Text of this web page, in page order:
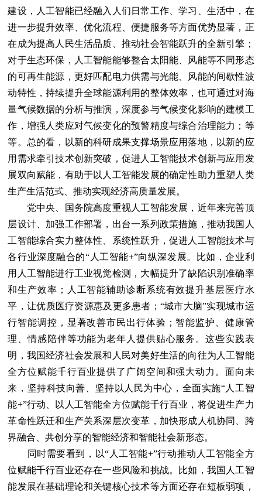
建设，人工智能已经融入人们日常工作、学习、生活中，在
进一步提升效率、优化流程、便捷服务等方面优势显著，正
在成为提高人民生活品质、推动社会智能跃升的全新引擎；
对于生态环保，人工智能能够整合太阳能、风能等不同形态
的可再生能源，更好匹配电力供需与光能、风能的间歇性波
动特性，持续提升全球能源利用的整体效率，也可通过对海
量气候数据的分析与推演，深度参与气候变化影响的建模工
作，增强人类应对气候变化的预警精度与综合治理能力；等
等。总的看，以新的科研成果支撑场景应用落地，以新的应
用需求牵引技术创新突破，促进人工智能技术创新与应用发
展双向赋能，有助于以人工智能发展的确定性助力重塑人类
生产生活范式、推动实现经济高质量发展。
党中央、国务院高度重视人工智能发展，近年来完善顶
层设计、加强工作部署，出台一系列政策措施，推动我国人
工智能综合实力整体性、系统性跃升，促进人工智能技术与
各行业深度融合的“人工智能+”向纵深发展。比如，企业利
用人工智能进行工业视觉检测，大幅提升了缺陷识别准确率
和生产效率；人工智能辅助诊断系统有效提升基层医疗水
平，让优质医疗资源惠及更多患者；“城市大脑”实现城市运
行智能调控，显著改善市民出行体验；智能监护、健康管
理、情感陪伴等功能为老年人提供贴心服务。这些实践表
明，我国经济社会发展和人民对美好生活的向往为人工智能
全方位赋能千行百业提供了广阔空间和强大动力。面向未
来，坚持科技向善、坚持以人民为中心，全面实施“人工智
能+”行动、以人工智能全方位赋能千行百业，将促进生产力
革命性跃迁和生产关系深层次变革，加快形成人机协同、跨
界融合、共创分享的智能经济和智能社会新形态。
同时需要看到，以“人工智能+”行动推动人工智能全方
位赋能千行百业还存在一些风险和挑战。比如，我国人工智
能发展在基础理论和关键核心技术等方面还存在短板弱项，